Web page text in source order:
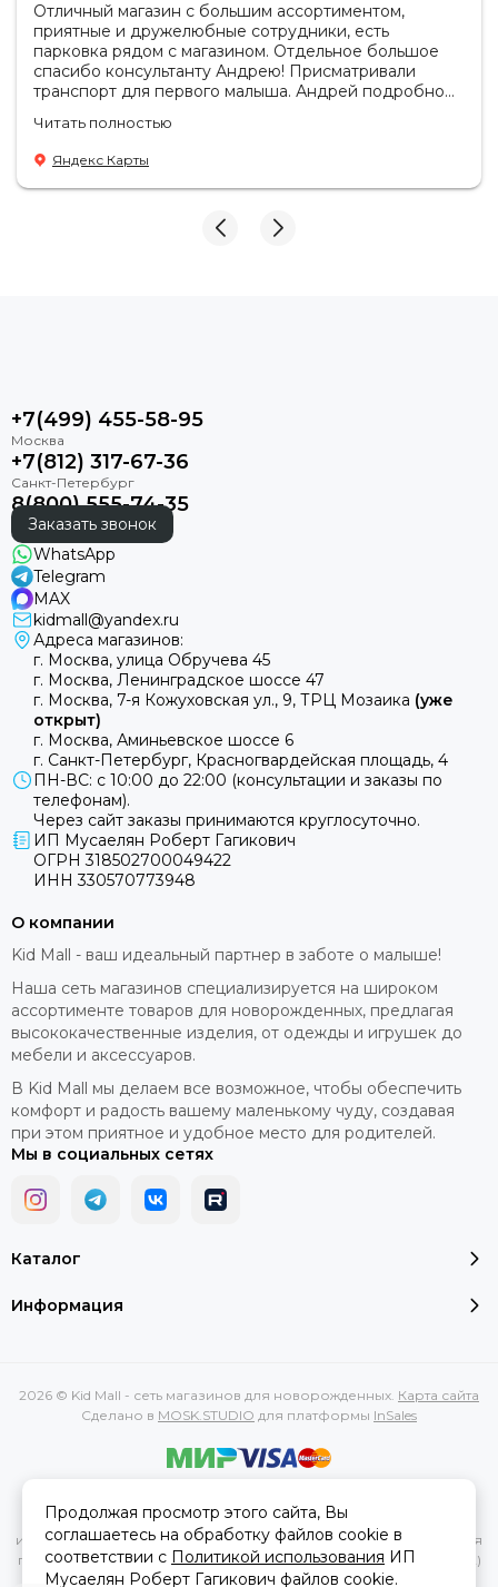
Отличный магазин с большим ассортиментом,
приятные и дружелюбные сотрудники, есть
парковка рядом с магазином. Отдельное большое
спасибо консультанту Андрею! Присматривали
транспорт для первого малыша. Андрей подробно
автолюлькам, помог сравнить разные варианты и
разобраться в нюансах 🙏
Читать полностью
Яндекс Карты
+7(499) 455-58-95
+7(812) 317-67-36
8(800) 555-74-35
Заказать звонок
WhatsApp
Telegram
MAX
kidmall@yandex.ru
Адреса магазинов:
г. Москва, улица Обручева 45
г. Москва, Ленинградское шоссе 47
г. Москва, 7-я Кожуховская ул., 9, ТРЦ Мозаика (уже
открыт)
г. Москва, Аминьевское шоссе 6
г. Санкт-Петербург, Красногвардейская площадь, 4
ПН-ВС: с 10:00 до 22:00 (консультации и заказы по
телефонам).
Через сайт заказы принимаются круглосуточно.
ИП Мусаелян Роберт Гагикович
ОГРН 318502700049422
ИНН 330570773948
Каталог
Информация
О компании
Kid Mall - ваш идеальный партнер в заботе о малыше!
Наша сеть магазинов специализируется на широком
ассортименте товаров для новорожденных, предлагая
высококачественные изделия, от одежды и игрушек до
мебели и аксессуаров.
В Kid Mall мы делаем все возможное, чтобы обеспечить
комфорт и радость вашему маленькому чуду, создавая
при этом приятное и удобное место для родителей.
Мы в социальных сетях
2026 © Kid Mall - сеть магазинов для новорожденных. Карта сайта
Сделано в MOSK.STUDIO для платформы InSales
характеристик, стоимости товаров и услуг, носит
информационный характер и ни при каких условиях не является
публичной офертой, определяемой положениями Статьи 437(2)
Гражданского кодекса РФ.
Продолжая просмотр этого сайта, Вы
соглашаетесь на обработку файлов cookie в
соответствии с Политикой использования ИП
Мусаелян Роберт Гагикович файлов cookie.